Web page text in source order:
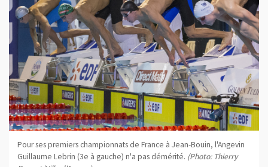
Pour ses premiers championnats de France à Jean-Bouin, l'Angevin
Guillaume Lebrin (3e à gauche) n'a pas démérité. (Photo: Thierry